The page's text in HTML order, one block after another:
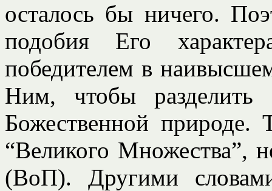
осталось бы ничего.
подобия Его
победителем в
Ним, чтобы
Божественной природе.
“Великого Множества”,
(ВоП). Другими